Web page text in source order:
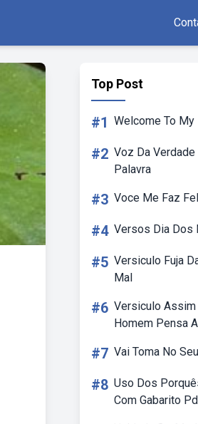
Top Post
#1 Welcome To My
#2 Voz Da
Palavra
#3 Voce Me Faz
#4 Versos Dia Dos
#5 Versiculo Fuja
Mal
#6 Versiculo Assim
Homem Pensa
#7 Vai Toma No
#8 Uso Dos
Com Gabarito